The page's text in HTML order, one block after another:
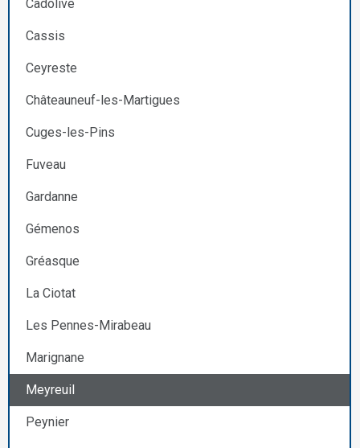
Cadolive
Cassis
Ceyreste
Châteauneuf-les-Martigues
Cuges-les-Pins
Fuveau
Gardanne
Gémenos
Gréasque
La Ciotat
Les Pennes-Mirabeau
Marignane
Meyreuil
Peynier